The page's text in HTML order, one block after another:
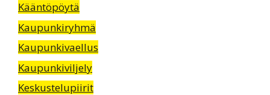
Kääntöpöytä
Kaupunkiryhmä
Kaupunkivaellus
Kaupunkiviljely
Keskustelupiirit